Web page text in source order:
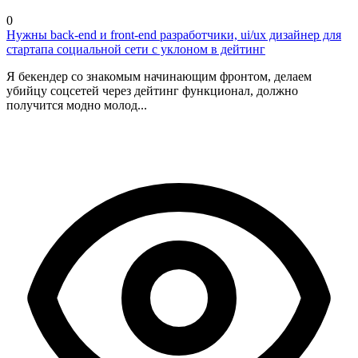
0
Нужны back-end и front-end разработчики, ui/ux дизайнер для
стартапа социальной сети с уклоном в дейтинг
Я бекендер со знакомым начинающим фронтом, делаем
убийцу соцсетей через дейтинг функционал, должно
получится модно молод...